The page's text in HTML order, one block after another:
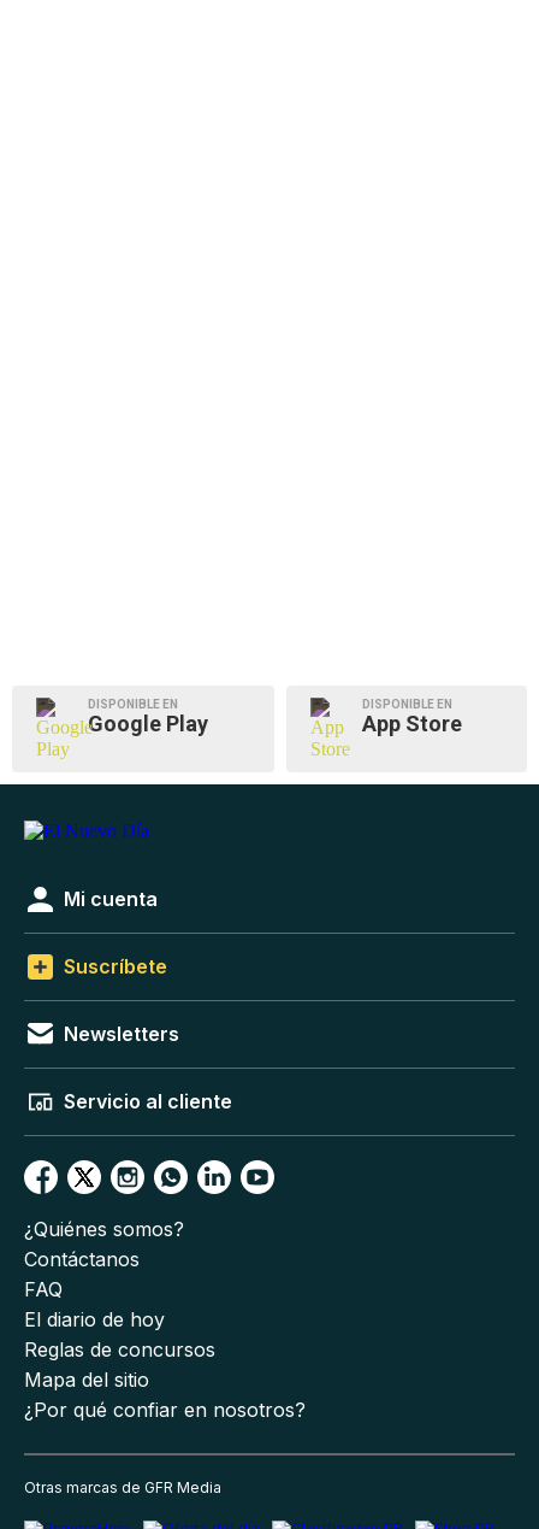
DISPONIBLE EN
Google Play
DISPONIBLE EN
App Store
Mi cuenta
Suscríbete
Newsletters
Servicio al cliente
¿Quiénes somos?
Contáctanos
FAQ
El diario de hoy
Reglas de concursos
Mapa del sitio
¿Por qué confiar en nosotros?
Otras marcas de GFR Media